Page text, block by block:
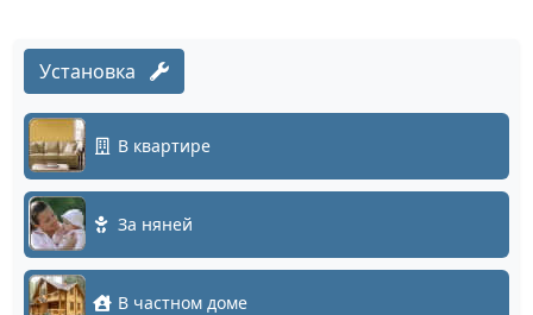
Установка
В квартире
За няней
В частном доме